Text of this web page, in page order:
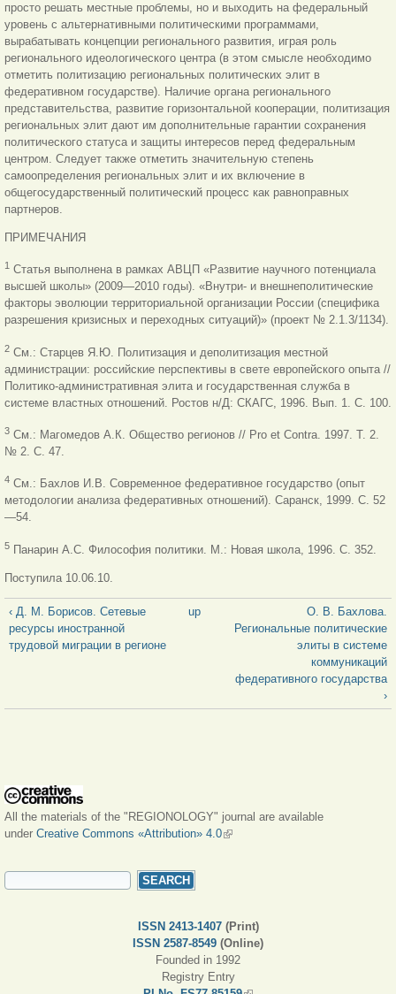
просто решать местные проблемы, но и выходить на федеральный
уровень с альтернативными политическими программами,
вырабатывать концепции регионального развития, играя роль
регионального идеологического центра (в этом смысле необходимо
отметить политизацию региональных политических элит в
федеративном государстве). Наличие органа регионального
представительства, развитие горизонтальной кооперации, политизация
региональных элит дают им дополнительные гарантии сохранения
политического статуса и защиты интересов перед федеральным
центром. Следует также отметить значительную степень
самоопределения региональных элит и их включение в
общегосударственный политический процесс как равноправных
партнеров.
ПРИМЕЧАНИЯ
1 Статья выполнена в рамках АВЦП «Развитие научного потенциала
высшей школы» (2009—2010 годы). «Внутри- и внешнеполитические
факторы эволюции территориальной организации России (специфика
разрешения кризисных и переходных ситуаций)» (проект № 2.1.3/1134).
2 См.: Старцев Я.Ю. Политизация и деполитизация местной
администрации: российские перспективы в свете европейского опыта //
Политико-административная элита и государственная служба в
системе властных отношений. Ростов н/Д: СКАГС, 1996. Вып. 1. С. 100.
3 См.: Магомедов А.К. Общество регионов // Pro et Contra. 1997. Т. 2.
№ 2. С. 47.
4 См.: Бахлов И.В. Современное федеративное государство (опыт
методологии анализа федеративных отношений). Саранск, 1999. С. 52
—54.
5 Панарин А.С. Философия политики. М.: Новая школа, 1996. С. 352.
Поступила 10.06.10.
‹ Д. М. Борисов. Сетевые
ресурсы иностранной
трудовой миграции в регионе
up
О. В. Бахлова.
Региональные политические
элиты в системе
коммуникаций
федеративного государства
›
All the materials of the "REGIONOLOGY" journal are available
under Creative Commons «Attribution» 4.0(link is external)
SEARCH FORM
ISSN 2413-1407(Print)
ISSN 2587-8549 (Online)
Founded in 1992
Registry Entry